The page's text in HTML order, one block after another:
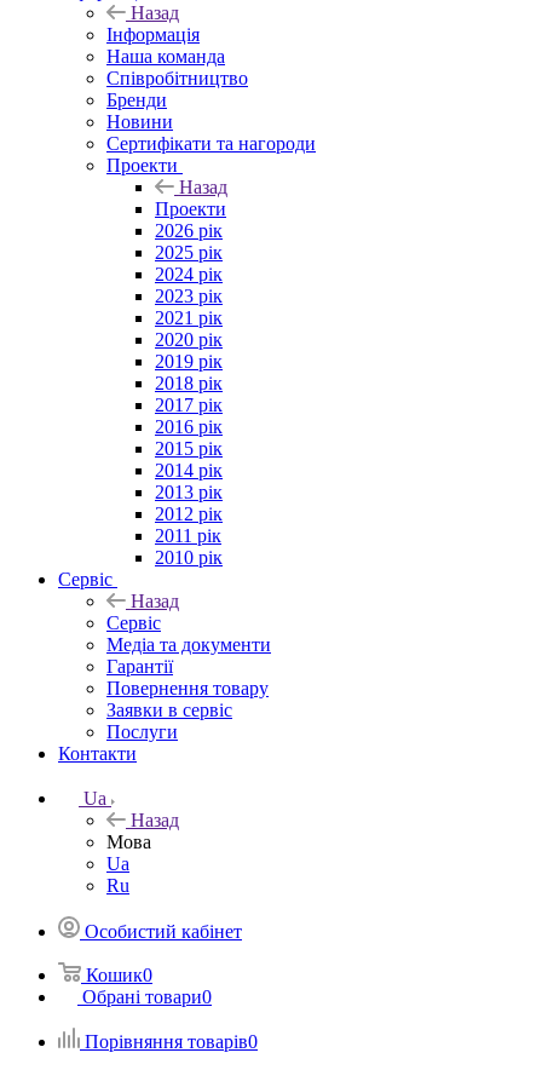
Назад
Інформація
Наша команда
Співробітництво
Бренди
Новини
Сертифікати та нагороди
Проекти
Назад
Проекти
2026 рік
2025 рік
2024 рік
2023 рік
2021 рік
2020 рік
2019 рік
2018 рік
2017 рік
2016 рік
2015 рік
2014 рік
2013 рік
2012 рік
2011 рік
2010 рік
Сервіс
Назад
Сервіс
Медіа та документи
Гарантії
Повернення товару
Заявки в сервіс
Послуги
Контакти
Ua
Назад
Мова
Ua
Ru
Особистий кабінет
Кошик0
Обрані товари0
Порівняння товарів0